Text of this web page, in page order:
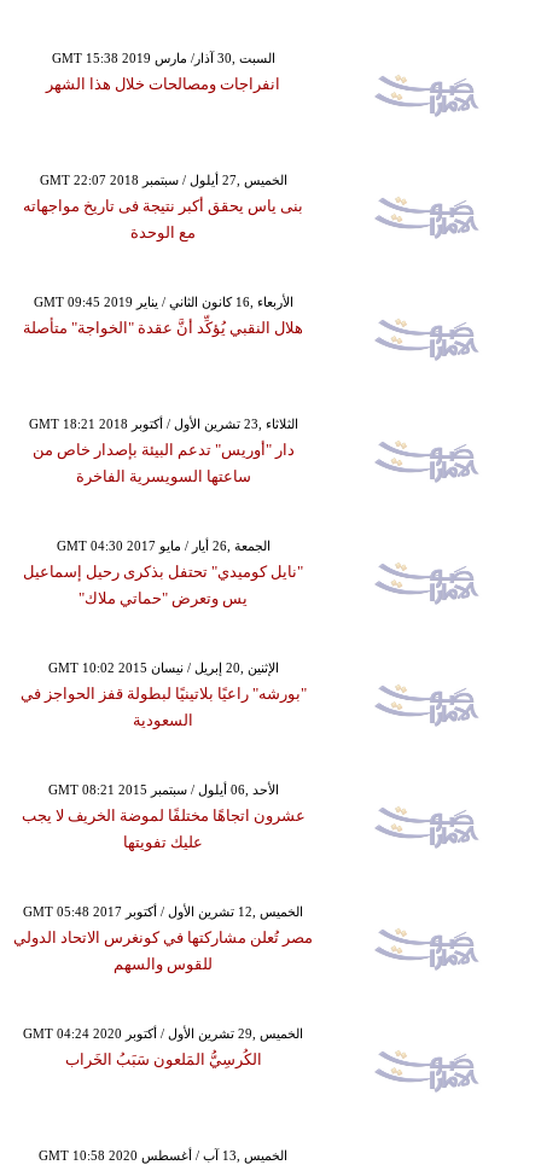
GMT 15:38 2019 السبت ,30 آذار/ مارس
انفراجات ومصالحات خلال هذا الشهر
GMT 22:07 2018 الخميس ,27 أيلول / سبتمبر
بنى ياس يحقق أكبر نتيجة فى تاريخ مواجهاته
مع الوحدة
GMT 09:45 2019 الأربعاء ,16 كانون الثاني / يناير
هلال النقبي يُؤكِّد أنَّ عقدة "الخواجة" متأصلة
GMT 18:21 2018 الثلاثاء ,23 تشرين الأول / أكتوبر
دار "أوريس" تدعم البيئة بإصدار خاص من
ساعتها السويسرية الفاخرة
GMT 04:30 2017 الجمعة ,26 أيار / مايو
"نايل كوميدي" تحتفل بذكرى رحيل إسماعيل
يس وتعرض "حماتي ملاك"
GMT 10:02 2015 الإثنين ,20 إبريل / نيسان
"بورشه" راعيًا بلاتينيًا لبطولة قفز الحواجز في
السعودية
GMT 08:21 2015 الأحد ,06 أيلول / سبتمبر
عشرون اتجاهًا مختلفًا لموضة الخريف لا يجب
عليك تفويتها
GMT 05:48 2017 الخميس ,12 تشرين الأول / أكتوبر
مصر تُعلن مشاركتها في كونغرس الاتحاد الدولي
للقوس والسهم
GMT 04:24 2020 الخميس ,29 تشرين الأول / أكتوبر
الكُرسِيُّ المَلعون سَبَبُ الخَراب
GMT 10:58 2020 الخميس ,13 آب / أغسطس